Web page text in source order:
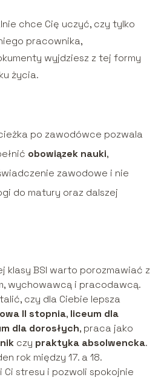
chce Cię uczyć, czy tylko
pracownika,
wyjdziesz z tej formy
życia.
po zawodówce pozwala
obowiązek nauki,
zawodowe i nie
do matury oraz dalszej
klasy BSI warto porozmawiać z
wychowawcą i pracodawcą.
czy dla Ciebie lepsza
II stopnia, liceum dla
dla dorosłych, praca jako
czy praktyka absolwencka.
rok między 17. a 18.
Ci stresu i pozwoli spokojnie